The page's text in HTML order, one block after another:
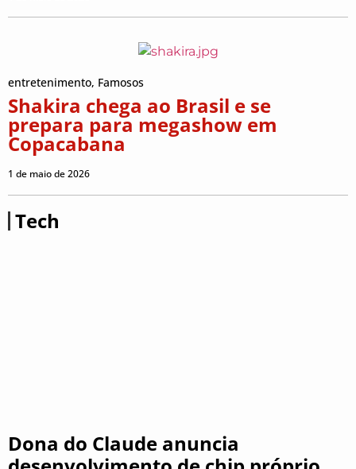
entretenimento, Famosos
Shakira chega ao Brasil e se
prepara para megashow em
Copacabana
1 de maio de 2026
Tech
Dona do Claude anuncia